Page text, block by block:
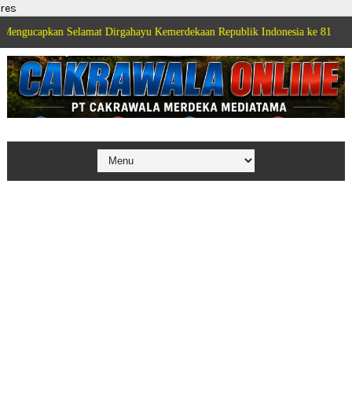
res
Selamat Dirgahayu Kemerdekaan Republik Indonesia ke 81